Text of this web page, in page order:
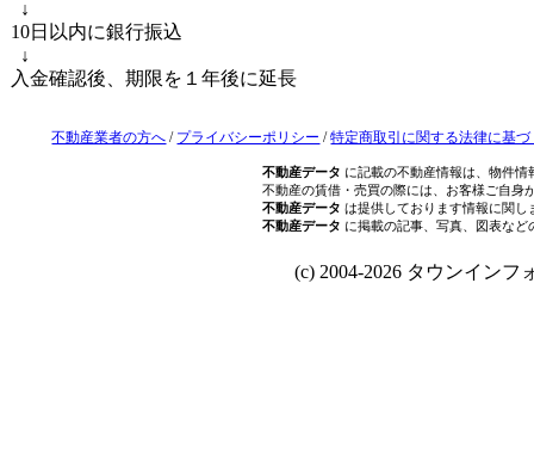
↓
10日以内に銀行振込
↓
入金確認後、期限を１年後に延長
不動産業者の方へ / プライバシーポリシー /特定商取引に関する法律に基
不動産データ に記載の不動産情報は、物件
不動産の賃借・売買の際には、お客様ご自身
不動産データ は提供しております情報に関し
不動産データ に掲載の記事、写真、図表な
(c) 2004-2026 タウンインフ